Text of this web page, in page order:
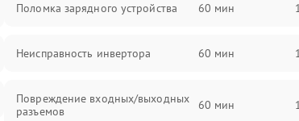
Поломка зарядного устройства 60 мин
Неисправность инвертора 60 мин
Повреждение входных/выходных
разъемов
60 мин